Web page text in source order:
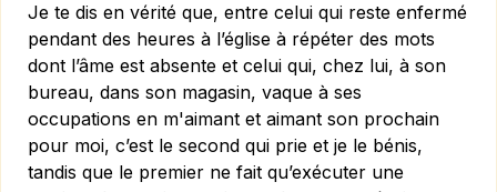
Je te dis en vérité que, entre celui qui reste enfermé
pendant des heures à l’église à répéter des mots
dont l’âme est absente et celui qui, chez lui, à son
bureau, dans son magasin, vaque à ses
occupations en m'aimant et aimant son prochain
pour moi, c’est le second qui prie et je le bénis,
tandis que le premier ne fait qu’exécuter une